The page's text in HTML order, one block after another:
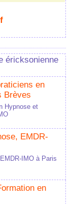
éricksonienne
en
Brèves
Hypnose et
EMDR-
IMO à Paris
en